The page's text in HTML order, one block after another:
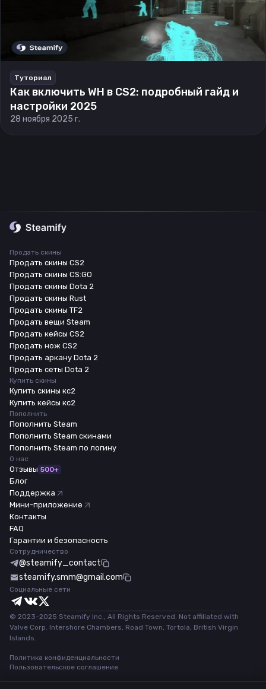
Туториал
Как включить WH в CS2: подробный гайд и
настройки 2025
28 ноября 2025 г.
Продать скины
Продать скины CS2
Продать скины CS:GO
Продать скины Dota 2
Продать скины Rust
Продать скины TF2
Продать вещи Steam
Продать кейсы CS2
Продать нож CS2
Продать аркану Dota 2
Продать сеты Dota 2
Купить скины
Купить скины кс2
Купить кейсы кс2
Пополнить
Пополнить Steam
Пополнить Steam скинами
Пополнить Steam по логину
О нас
Отзывы 500+
Блог
Поддержка
Мини-приложение
Контакты
FAQ
Гарантии и безопасность
Сотрудничество
@steamify_contact
steamify.smm@gmail.com
Социальные сети
© 2023-2025 Steamify Inc., All Rights Reserved. Not affiliated with
Valve Corp. Intershore Chambers, Road Town, Tortola, British Virgin
Islands.
Политика конфиденциальности
Пользовательское соглашение